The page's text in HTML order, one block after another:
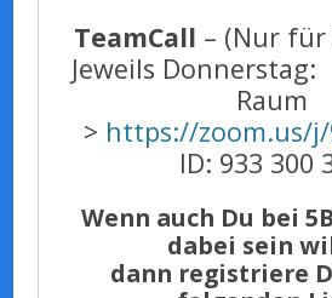
TeamCall – (Nur
Jeweils
Raum
> https://zoom.us/j/
ID: 933 300
Wenn auch Du bei
dabei sein
dann registriere